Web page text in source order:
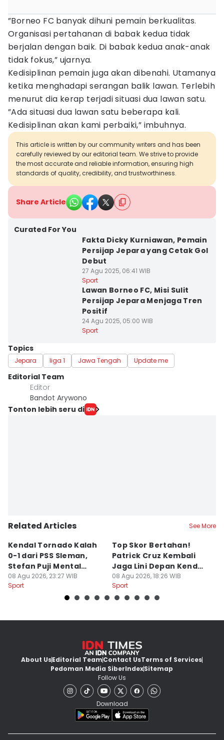
”Borneo FC banyak dihuni pemain berkualitas.
Organisasi pertahanan di babak kedua tidak
berjalan dengan baik. Di babak kedua anak-anak
tidak fokus,” ujarnya.
Kedisiplinan pemain juga akan dibenahi. Utamanya
ketika menghadapi serangan balik lawan. Terlebih
menurut dia kerap terjadi situasi dua lawan satu.
”Ada situasi dua lawan satu beberapa kali.
Kedisiplinan akan kami perbaiki,” imbuhnya.
This article is written by our community writers and has been
carefully reviewed by our editorial team. We strive to provide
the most accurate and reliable information, ensuring high
standards of quality, credibility, and trustworthiness.
Share Article
Curated For You
Fakta Dicky Kurniawan, Pemain
Persijap Jepara yang Cetak Gol
Debut
27 Agu 2025, 06:41 WIB
Sport
Lawan Borneo FC, Misi Sulit
Persijap Jepara Menjaga Tren
Positif
24 Agu 2025, 05:00 WIB
Sport
Topics
Jepara liga 1 Jawa Tengah Update me
Editorial Team
Editor
Bandot Arywono
Tonton lebih seru di
Related Articles See More
Kendal Tornado Kalah
0-1 dari PSS Sleman,
Stefan Puji Mental
Pemain
08 Agu 2026, 23:27 WIB
Sport
Top Skor Bertahan!
Patrick Cruz Kembali
Jaga Lini Depan Kendal
Tornado
08 Agu 2026, 18:26 WIB
Sport
About UsEditorial TeamContact UsTerms of Services
Pedoman Media SiberIndexSitemap
Follow Us
Download